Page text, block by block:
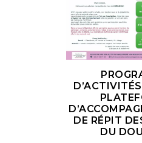
DE RÉPIT
DU